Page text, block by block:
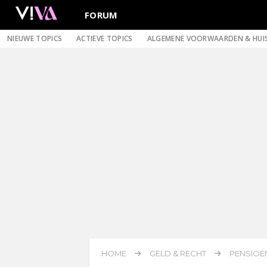
FORUM
NIEUWE TOPICS ACTIEVE TOPICS ALGEMENE VOORWAARDEN &
HOME GELD & RECHT